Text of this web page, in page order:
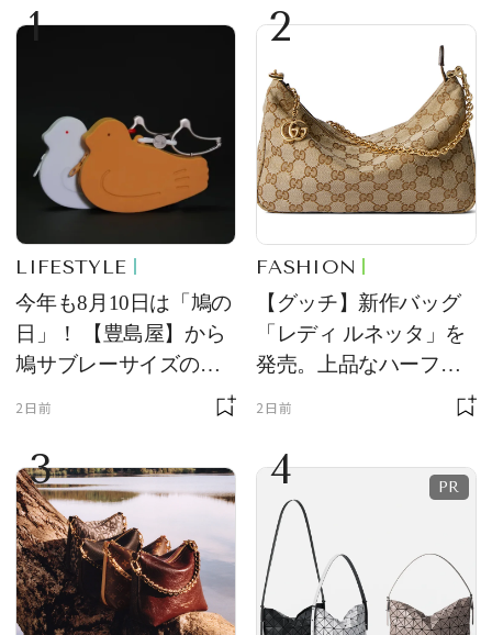
1
LIFESTYLE
今年も8月10日は「鳩の
日」！ 【豊島屋】から
鳩サブレーサイズのポ
ーチ「はとっこ」を限
2日前
2
FASHION
【グッチ】新作バッグ
「レディ ルネッタ」を
発売。上品なハーフム
ーン型がスタイリング
2日前
3 4